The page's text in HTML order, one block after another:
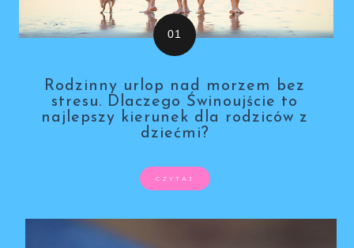
Rodzinny urlop nad morzem bez
stresu. Dlaczego Świnoujście to
najlepszy kierunek dla rodziców z
dziećmi?
CZYTAJ